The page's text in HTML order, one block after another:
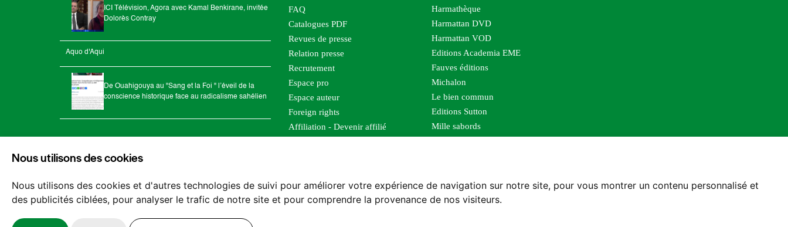
Nous utilisons des cookies
Nous utilisons des cookies et d'autres technologies de suivi pour améliorer votre expérience de navigation sur notre site, pour vous montrer un contenu personnalisé et
des publicités ciblées, pour analyser le trafic de notre site et pour comprendre la provenance de nos visiteurs.
ICI Télévision, Agora avec Kamal Benkirane, invitée
Dolorès Contray
Aquo d'Aqui
De Ouahigouya au "Sang et la Foi " l’éveil de la
conscience historique face au radicalisme sahélien
FAQ
Catalogues PDF
Revues de presse
Relation presse
Recrutement
Espace pro
Espace auteur
Foreign rights
Affiliation - Devenir affilié
Harmathèque
Harmattan DVD
Harmattan VOD
Editions Academia EME
Fauves éditions
Michalon
Le bien commun
Editions Sutton
Mille sabords
Nos structures